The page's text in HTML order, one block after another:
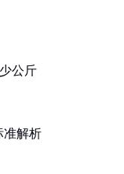
公斤
准解析